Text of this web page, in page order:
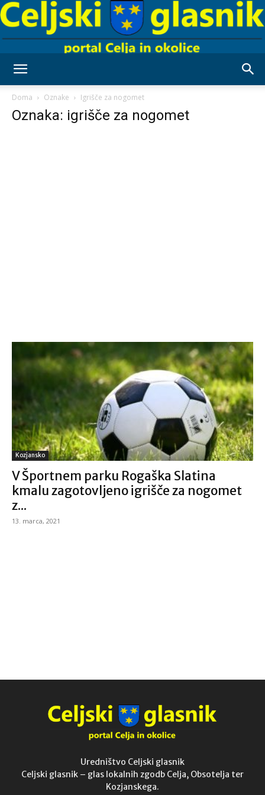
Doma Oznake Igrišče za nogomet
Oznaka: igrišče za nogomet
Kozjansko
V Športnem parku Rogaška Slatina
kmalu zagotovljeno igrišče za nogomet
z...
13. marca, 2021
Uredništvo Celjski glasnik
Celjski glasnik – glas lokalnih zgodb Celja, Obsotelja ter
Kozjanskega.